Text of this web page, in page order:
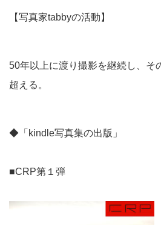
【写真家tabbyの活動】
50年以上に渡り撮影を継続し、そ
超える。
◆「kindle写真集の出版」
■CRP第１弾